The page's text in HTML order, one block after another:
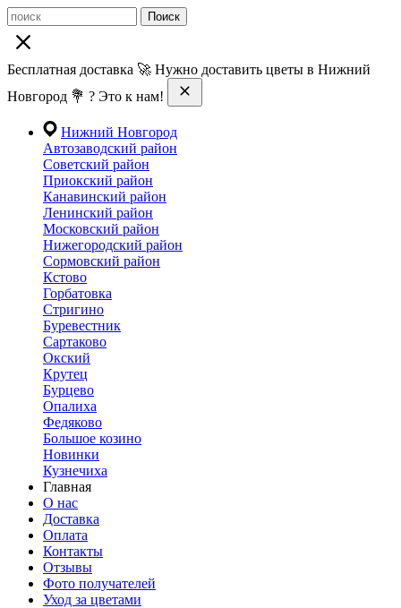
Поиск
Бесплатная доставка 🚀 Нужно доставить цветы в Нижний
Новгород 💐 ? Это к нам!
Нижний Новгород
Автозаводский район
Советский район
Приокский район
Канавинский район
Ленинский район
Московский район
Нижегородский район
Сормовский район
Кстово
Горбатовка
Стригино
Буревестник
Сартаково
Окский
Крутец
Бурцево
Опалиха
Федяково
Большое козино
Новинки
Кузнечиха
Главная
О нас
Доставка
Оплата
Контакты
Отзывы
Фото получателей
Уход за цветами